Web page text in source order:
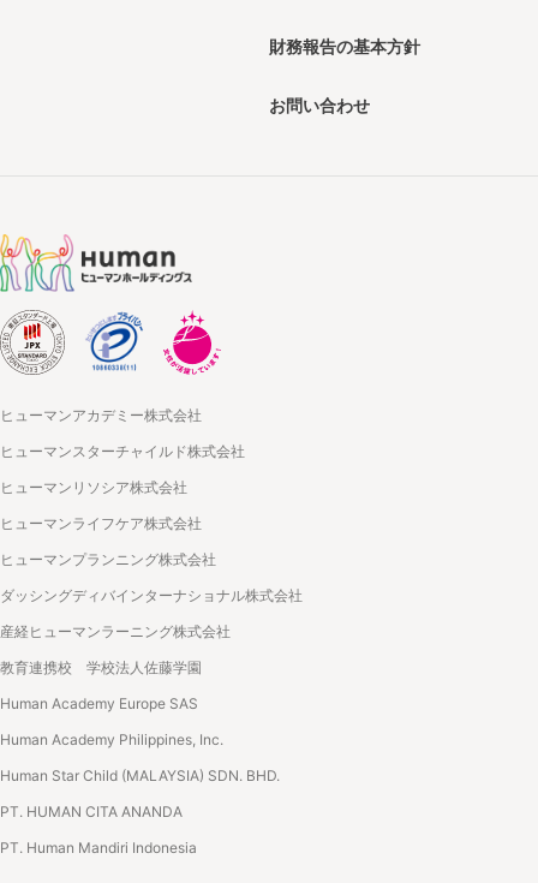
財務報告の基本方針
お問い合わせ
ヒューマンアカデミー株式会社
ヒューマンスターチャイルド株式会社
ヒューマンリソシア株式会社
ヒューマンライフケア株式会社
ヒューマンプランニング株式会社
ダッシングディバインターナショナル株式会社
産経ヒューマンラーニング株式会社
教育連携校 学校法人佐藤学園
Human Academy Europe SAS
Human Academy Philippines, Inc.
Human Star Child (MALAYSIA) SDN. BHD.
PT. HUMAN CITA ANANDA
PT. Human Mandiri Indonesia